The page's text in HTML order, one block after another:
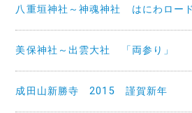
八重垣神社～神魂神社 はにわロー
美保神社～出雲大社 「両参り」
成田山新勝寺 2015 謹賀新年